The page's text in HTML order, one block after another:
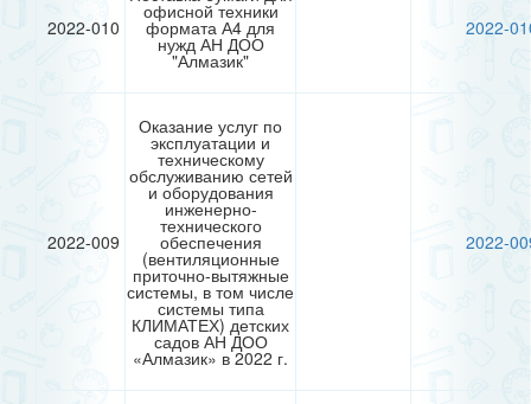
2022-010
офисной техники
формата А4 для
нужд АН ДОО
"Алмазик"
2022-
2022-009
Оказание услуг по
эксплуатации и
техническому
обслуживанию сетей
и оборудования
инженерно-
технического
обеспечения
(вентиляционные
приточно-вытяжные
системы, в том числе
системы типа
КЛИМАТЕХ) детских
садов АН ДОО
«Алмазик» в 2022 г.
2022-